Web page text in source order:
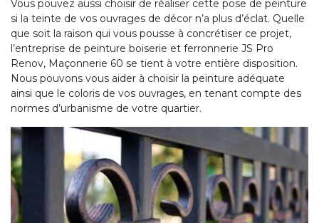
Vous pouvez aussi choisir de réaliser cette pose de peinture
si la teinte de vos ouvrages de décor n’a plus d’éclat. Quelle
que soit la raison qui vous pousse à concrétiser ce projet,
l’entreprise de peinture boiserie et ferronnerie JS Pro
Renov, Maçonnerie 60 se tient à votre entière disposition.
Nous pouvons vous aider à choisir la peinture adéquate
ainsi que le coloris de vos ouvrages, en tenant compte des
normes d’urbanisme de votre quartier.